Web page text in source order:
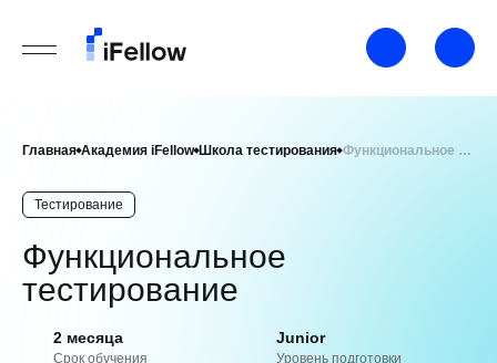
Главная Академия iFellow Школа тестирования Функциональное тестирование
Тестирование
Функциональное
тестирование
2 месяца
Срок обучения
Junior
Уровень подготовки